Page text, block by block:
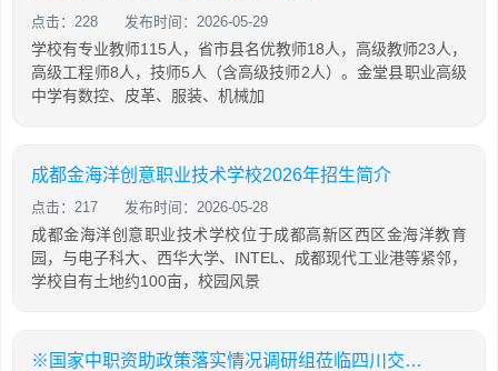
点击：228 发布时间：2026-05-29
学校有专业教师115人，省市县名优教师18人，高级教师23人，
高级工程师8人，技师5人（含高级技师2人）。金堂县职业高级
中学有数控、皮革、服装、机械加
成都金海洋创意职业技术学校2026年招生简介
点击：217 发布时间：2026-05-28
成都金海洋创意职业技术学校位于成都高新区西区金海洋教育
园，与电子科大、西华大学、INTEL、成都现代工业港等紧邻，
学校自有土地约100亩，校园风景
※国家中职资助政策落实情况调研组莅临四川交通运输职业学校考察调研